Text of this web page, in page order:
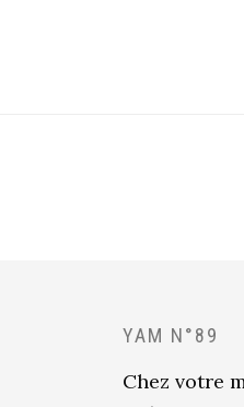
YAM N°89
Chez votre